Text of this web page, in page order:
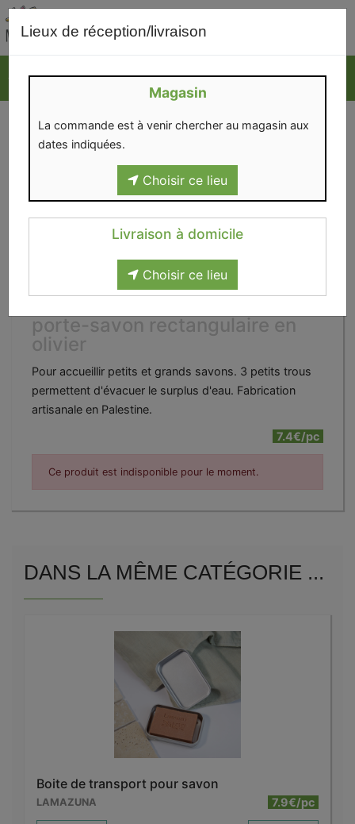
Lieux de réception/livraison
Magasin
La commande est à venir chercher au magasin aux
dates indiquées.
Choisir ce lieu
Livraison à domicile
Choisir ce lieu
porte-savon rectangulaire en
olivier
Pour accueillir petits et grands savons. 3 petits trous
permettent d'évacuer le surplus d'eau. Fabrication
artisanale en Palestine.
7.4€/pc
Ce produit est indisponible pour le moment.
DANS LA MÊME CATÉGORIE ...
Boite de transport pour savon
LAMAZUNA 7.9€/pc